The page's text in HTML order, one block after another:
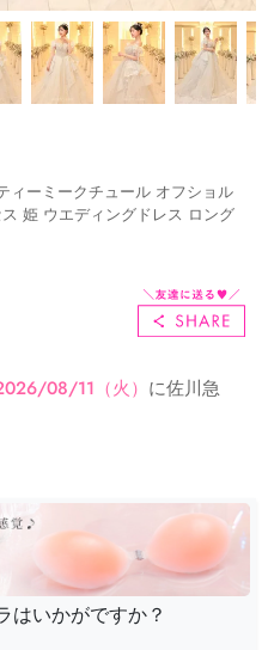
ィーミークチュール オフショル
姫 ウエディングドレス ロング
08/11（火） に佐川急
はいかがですか？